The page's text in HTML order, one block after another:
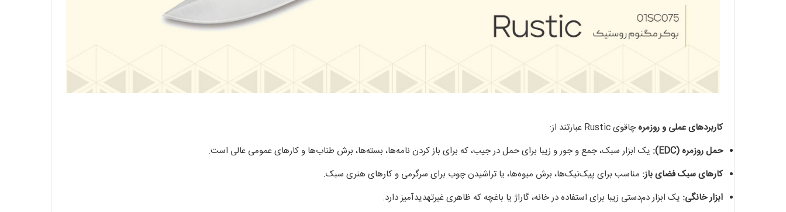
کاربردهای عملی و روزمرهچاقوی Rustic عبارتند از:
حمل روزمره (EDC):
یک ابزار سبک، جمع و جور و زیبا برای حمل در جیب، که برای باز کردن نامه‌ها، بسته‌ها، برش طناب‌ها و کارهای عمومی عالی است.
کارهای سبک فضای باز: مناسب برای پیک‌نیک‌ها، برش میوه‌ها، یا تراشیدن چوب برای سرگرمی و کارهای هنری سبک.
ابزار خانگی: یک ابزار دم‌دستی زیبا برای استفاده در خانه، گاراژ یا باغچه که ظاهری غیرتهدیدآمیز دارد.